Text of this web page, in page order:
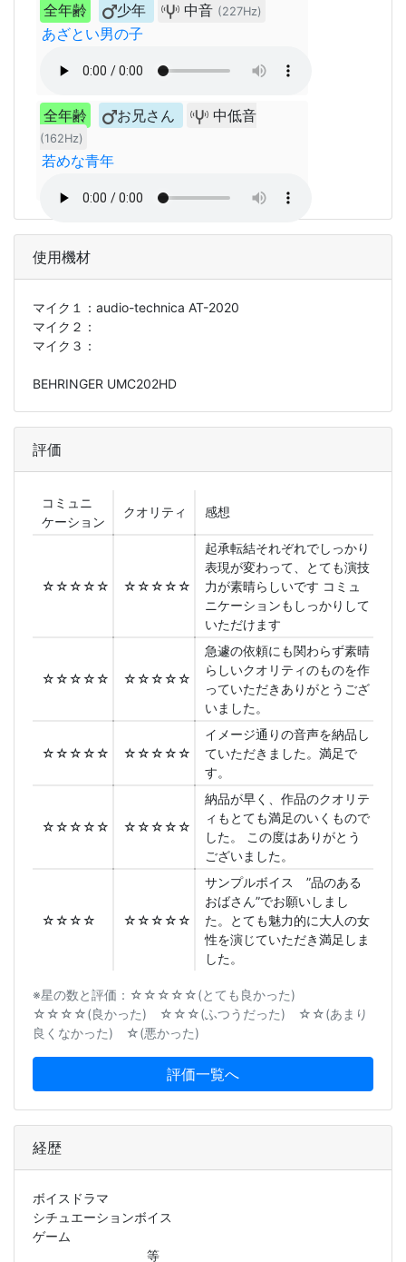
全年齢 少年 中音 (227Hz)
あざとい男の子
全年齢 お兄さん 中低音
(162Hz)
若めな青年
使用機材
マイク１： audio-technica AT-2020
マイク２：
マイク３：
BEHRINGER UMC202HD
評価
コミュニ
ケーション
クオリティ 感想
☆☆☆☆☆ ☆☆☆☆☆
起承転結それぞれでしっかり
表現が変わって、とても演技
力が素晴らしいです コミュ
ニケーションもしっかりして
いただけます
☆☆☆☆☆ ☆☆☆☆☆
急遽の依頼にも関わらず素晴
らしいクオリティのものを作
っていただきありがとうござ
いました。
☆☆☆☆☆ ☆☆☆☆☆
イメージ通りの音声を納品し
ていただきました。満足で
す。
☆☆☆☆☆ ☆☆☆☆☆
納品が早く、作品のクオリテ
ィもとても満足のいくもので
した。 この度はありがとう
ございました。
☆☆☆☆ ☆☆☆☆☆
サンプルボイス ”品のある
おばさん”でお願いしまし
た。とても魅力的に大人の女
性を演じていただき満足しま
した。
※星の数と評価：☆☆☆☆☆(とても良かった)
☆☆☆☆(良かった) ☆☆☆(ふつうだった) ☆☆(あまり
良くなかった) ☆(悪かった)
評価一覧へ
経歴
ボイスドラマ
シチュエーションボイス
ゲーム
等